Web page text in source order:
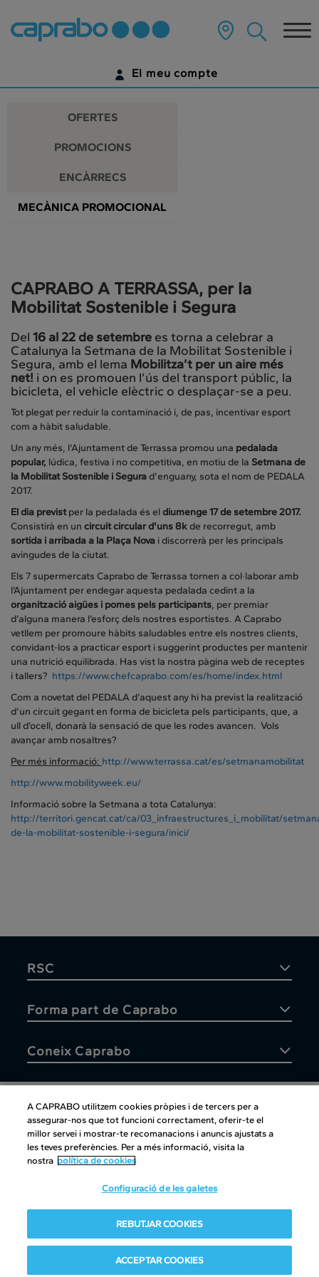
Promocions
descomptes
als
nostres
supermercats
contingut
pàgina
El meu compte
ENCARA NO TENS UN COMPTE DIGITAL?
OFERTES
PROMOCIONS
ENCÀRRECS
MECÀNICA PROMOCIONAL
CAPRABO A TERRASSA, per la
Mobilitat Sostenible i Segura
Del 16 al 22 de setembre es torna a celebrar a
Catalunya la Setmana de la Mobilitat Sostenible i
Segura, amb el lema Mobilitza’t per un aire més
net! i on es promouen l’ús del transport públic, la
bicicleta, el vehicle elèctric o desplaçar-se a peu.
Tot plegat per reduir la contaminació i, de pas, incentivar esport
com a hàbit saludable.
Un any més, l'Ajuntament de Terrassa promou una pedalada
popular, lúdica, festiva i no competitiva, en motiu de la Setmana de
la Mobilitat Sostenible i Segurad'enguany, sota el nom de PEDALA
2017.
El dia previstper la pedalada és eldiumenge 17 de setembre 2017.
Consistirà en un circuit circular d'uns 8kde recorregut, amb
sortida i arribada a la Plaça Nova i discorrerà per les principals
avingudes de la ciutat.
Els 7 supermercats Caprabo de Terrassa tornen a col·laborar amb
l’Ajuntament per endegar aquesta pedalada cedint a la
organització aigües i pomes pels participants, per premiar
d’alguna manera l’esforç dels nostres esportistes. A Caprabo
vetllem per promoure hàbits saludables entre els nostres clients,
convidant-los a practicar esport i suggerint productes per mantenir
una nutrició equilibrada. Has vist la nostra pàgina web de receptes
i tallers? https://www.chefcaprabo.com/es/home/index.html
Com a novetat del PEDALA d’aquest any hi ha previst la realització
d’un circuit gegant en forma de bicicleta pels participants, que, a
ull d’ocell, donarà la sensació de que les rodes avancen. Vols
avançar amb nosaltres?
Per més informació: http://www.terrassa.cat/es/setmanamobilitat
http://www.mobilityweek.eu/
Informació sobre la Setmana a tota Catalunya:
http://territori.gencat.cat/ca/03_infraestructures_i_mobilitat/
de-la-mobilitat-sostenible-i-segura/inici/
RSC
Forma part de Caprabo
Coneix Caprabo
Atenció al client
Copyright| Política de cookies
Canal intern d'informació
Condiciones del club |Política de Protección de datos
A CAPRABO utilitzem cookies pròpies i de tercers per a
assegurar-nos que tot funcioni correctament, oferir-te el
millor servei i mostrar-te recomanacions i anuncis ajustats a
les teves preferències. Per a més informació, visita la
nostra política de cookies
Configuració de les galetes
REBUTJAR COOKIES
ACCEPTAR COOKIES